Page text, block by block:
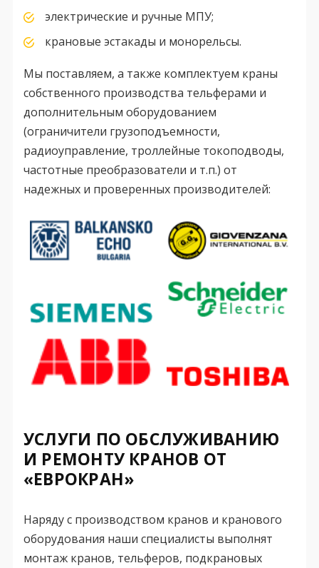
электрические и ручные МПУ;
крановые эстакады и монорельсы.
Мы поставляем, а также комплектуем краны
собственного производства тельферами и
дополнительным оборудованием
(ограничители грузоподъемности,
радиоуправление, троллейные токоподводы,
частотные преобразователи и т.п.) от
надежных и проверенных производителей:
УСЛУГИ ПО ОБСЛУЖИВАНИЮ
И РЕМОНТУ КРАНОВ ОТ
«ЕВРОКРАН»
Наряду с производством кранов и кранового
оборудования наши специалисты выполнят
монтаж кранов, тельферов, подкрановых